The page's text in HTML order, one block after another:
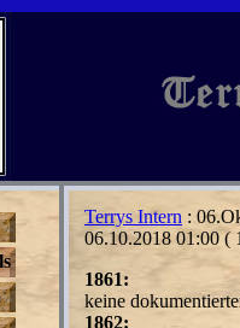
Terrys Intern :
06.10.2018 01:00 (
1861:
keine
1862: